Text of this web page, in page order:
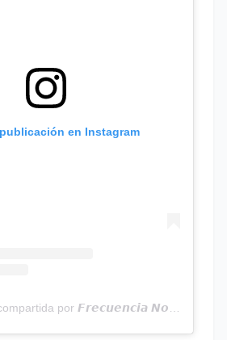
en Instagram